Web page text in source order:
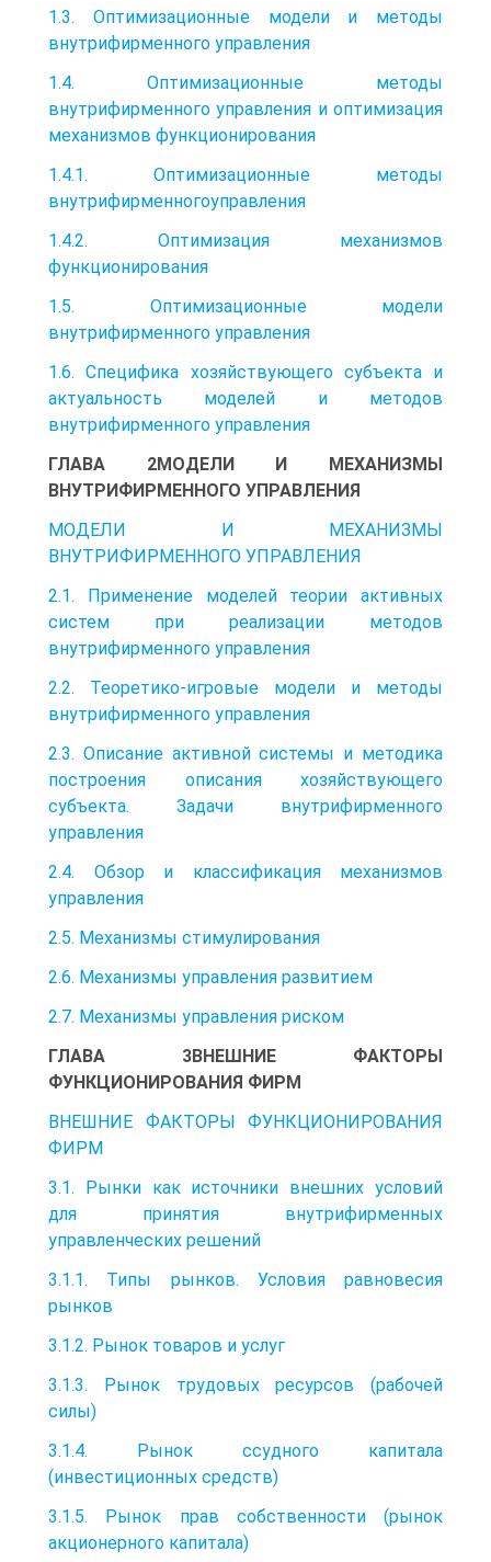
1.3. Оптимизационные модели и методы
внутрифирменного управления
1.4. Оптимизационные методы
внутрифирменного управления и оптимизация
механизмов функционирования
1.4.1. Оптимизационные методы
внутрифирменногоуправления
1.4.2. Оптимизация механизмов
функционирования
1.5. Оптимизационные модели
внутрифирменного управления
1.6. Специфика хозяйствующего субъекта и
актуальность моделей и методов
внутрифирменного управления
ГЛАВА 2МОДЕЛИ И МЕХАНИЗМЫ
ВНУТРИФИРМЕННОГО УПРАВЛЕНИЯ
МОДЕЛИ И МЕХАНИЗМЫ
ВНУТРИФИРМЕННОГО УПРАВЛЕНИЯ
2.1. Применение моделей теории активных
систем при реализации методов
внутрифирменного управления
2.2. Теоретико-игровые модели и методы
внутрифирменного управления
2.3. Описание активной системы и методика
построения описания хозяйствующего
субъекта. Задачи внутрифирменного
управления
2.4. Обзор и классификация механизмов
управления
2.5. Механизмы стимулирования
2.6. Механизмы управления развитием
2.7. Механизмы управления риском
ГЛАВА 3ВНЕШНИЕ ФАКТОРЫ
ФУНКЦИОНИРОВАНИЯ ФИРМ
ВНЕШНИЕ ФАКТОРЫ ФУНКЦИОНИРОВАНИЯ
ФИРМ
3.1. Рынки как источники внешних условий
для принятия внутрифирменных
управленческих решений
3.1.1. Типы рынков. Условия равновесия
рынков
3.1.2. Рынок товаров и услуг
3.1.3. Рынок трудовых ресурсов (рабочей
силы)
3.1.4. Рынок ссудного капитала
(инвестиционных средств)
3.1.5. Рынок прав собственности (рынок
акционерного капитала)